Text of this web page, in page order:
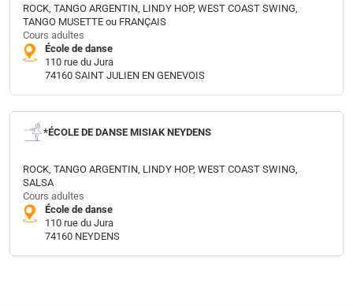
ROCK, TANGO ARGENTIN, LINDY HOP, WEST COAST SWING,
TANGO MUSETTE ou FRANÇAIS
Cours adultes
École de danse
110 rue du Jura
74160 SAINT JULIEN EN GENEVOIS
*ÉCOLE DE DANSE MISIAK NEYDENS
ROCK, TANGO ARGENTIN, LINDY HOP, WEST COAST SWING,
SALSA
Cours adultes
École de danse
110 rue du Jura
74160 NEYDENS